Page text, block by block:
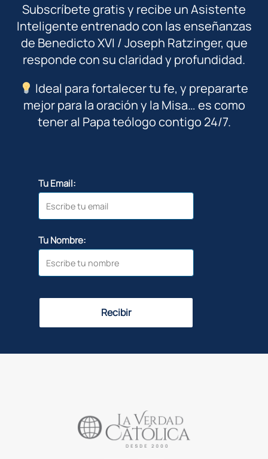
Subscríbete gratis y recibe un Asistente
Inteligente entrenado con las enseñanzas
de Benedicto XVI / Joseph Ratzinger, que
responde con su claridad y profundidad.
Ideal para fortalecer tu fe, y prepararte
mejor para la oración y la Misa… es como
tener al Papa teólogo contigo 24/7.
Tu Email:
Tu Nombre:
Recibir